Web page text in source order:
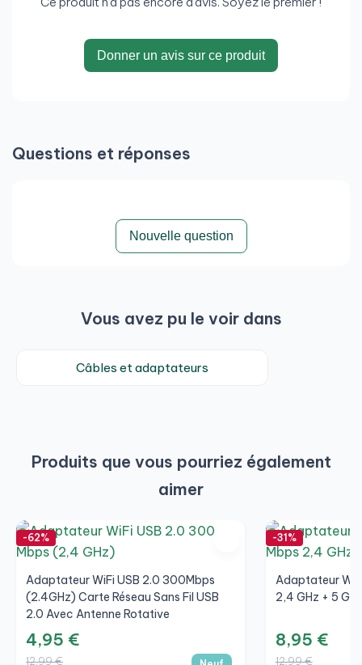
Donner un avis sur ce produit
Questions et réponses
Nouvelle question
Vous avez pu le voir dans
Câbles et adaptateurs
Produits que vous pourriez également
aimer
-62%
Adaptateur WiFi USB 2.0 300Mbps
(2.4GHz) Carte Réseau Sans Fil USB
2.0 Avec Antenne Rotative
4,95 €
12,99 €
-31%
Adaptateur
2,4 GHz + 5
8,95 €
12,99 €